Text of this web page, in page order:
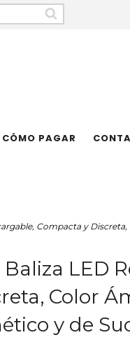
CÓMO PAGAR
Compacta y
Baliza LED
Color
y de